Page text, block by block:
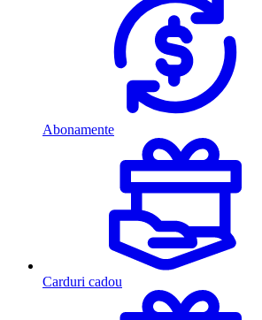
Abonamente
Carduri cadou